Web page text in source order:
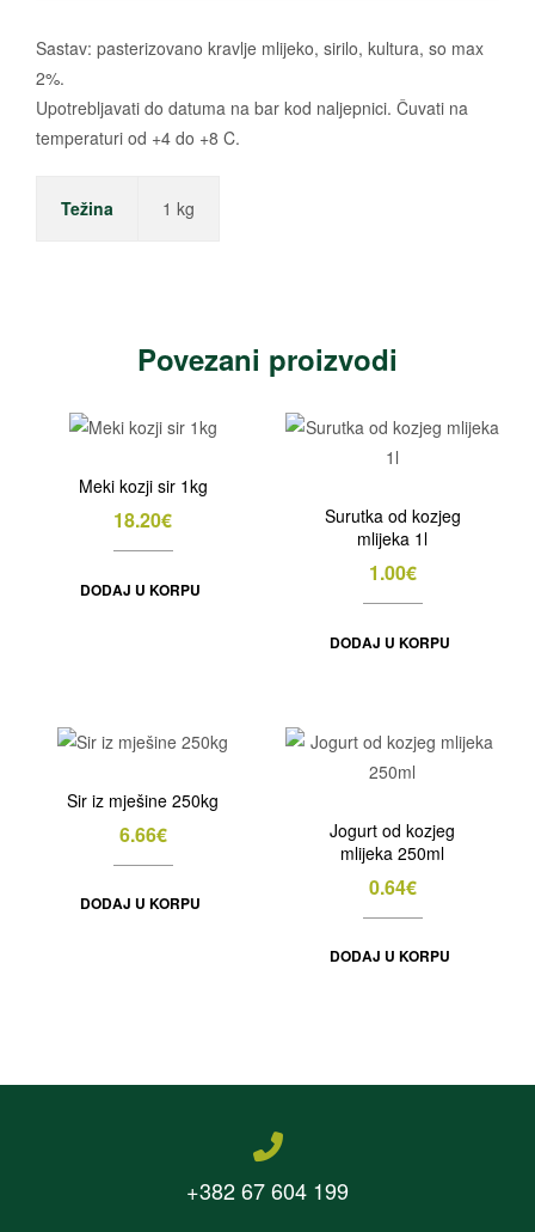
Sastav: pasterizovano kravlje mlijeko, sirilo, kultura, so max
2%.
Upotrebljavati do datuma na bar kod naljepnici. Čuvati na
temperaturi od +4 do +8 C.
Težina 1 kg
Povezani proizvodi
Meki kozji sir 1kg
18.20€
DODAJ U KORPU
Surutka od kozjeg
mlijeka 1l
1.00€
DODAJ U KORPU
Sir iz mješine 250kg
6.66€
DODAJ U KORPU
Jogurt od kozjeg
mlijeka 250ml
0.64€
DODAJ U KORPU
+382 67 604 199